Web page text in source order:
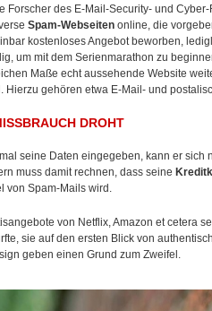
Forscher des E-Mail-Security- und
Spam-Webseiten online, die
kostenloses Angebot beworben,
um mit dem Serienmarathon zu
Maße echt aussehende Website
Hierzu gehören etwa E-Mail- und
DROHT
seine Daten eingegeben, kann er
muss damit rechnen, dass seine
von Spam-Mails wird.
von Netflix, Amazon et cetera
sie auf den ersten Blick von
geben einen Grund zum Zweifel.